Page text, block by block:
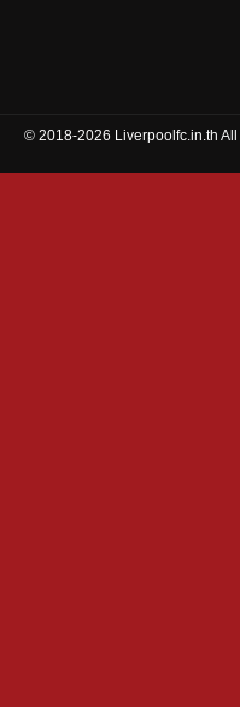
© 2018-2026 Liverpoolfc.in.th